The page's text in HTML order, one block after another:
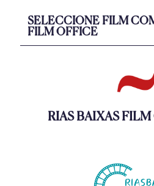
SELECCIONE FILM
FILM OFFICE
RIAS BAIXAS